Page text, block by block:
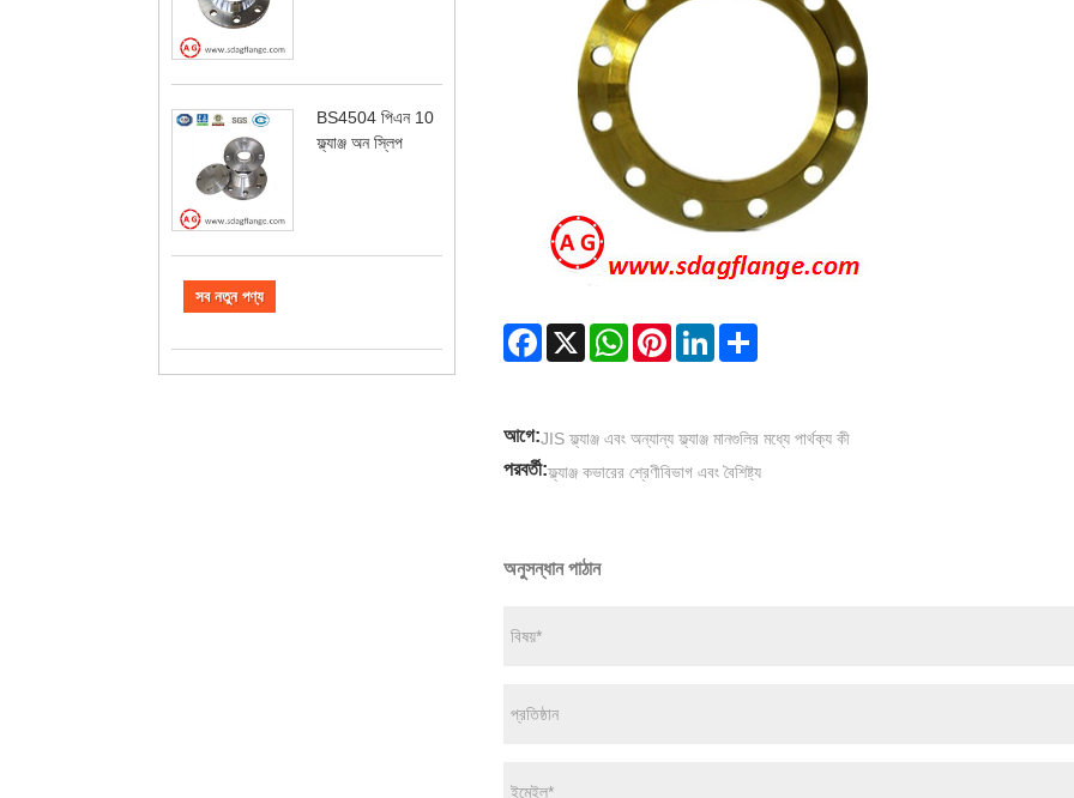
BS4504 পিএন 10
ফ্ল্যাঞ্জ অন স্লিপ
সব নতুন পণ্য
Facebook
X WhatsAppPinterestLinkedInShare
আগে:JIS ফ্ল্যাঞ্জ এবং অন্যান্য ফ্ল্যাঞ্জ মানগুলির মধ্যে পার্থক্য কী
পরবর্তী:ফ্ল্যাঞ্জ কভারের শ্রেণীবিভাগ এবং বৈশিষ্ট্য
অনুসন্ধান পাঠান